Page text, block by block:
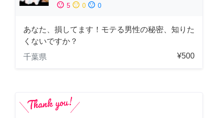
sentiment_satisfied 5 sentiment_neutral 0 sentiment_dissatisfied 0
あなた、損してます！モテる男性の秘密、知りた
くないですか？
千葉県
¥500